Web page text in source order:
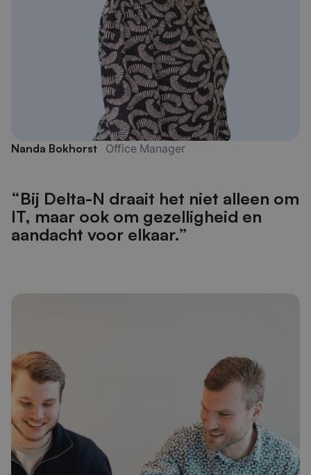
Nanda Bokhorst Office Manager
“Bij Delta-N draait het niet alleen om
IT, maar ook om gezelligheid en
aandacht voor elkaar.”